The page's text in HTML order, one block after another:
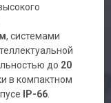
, системами
до 20
в компактном
IP-66